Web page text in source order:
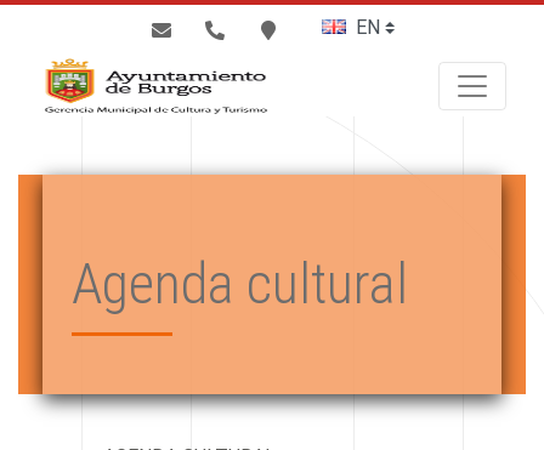
Agenda cultural